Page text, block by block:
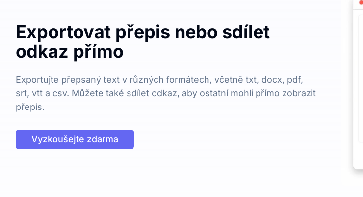
Exportovat přepis nebo sdílet
odkaz přímo
Exportujte přepsaný text v různých formátech, včetně txt, docx, pdf,
srt, vtt a csv. Můžete také sdílet odkaz, aby ostatní mohli přímo zobrazit
přepis.
Vyzkoušejte zdarma